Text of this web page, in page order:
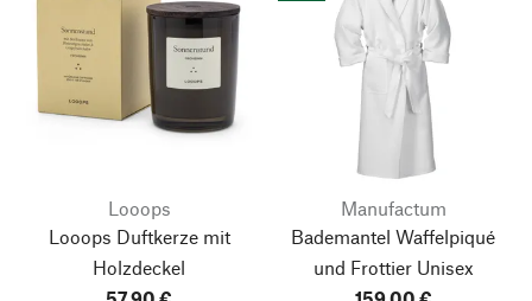
Looops
Looops Duftkerze mit
Holzdeckel
Manufactum
Bademantel Waffelpiqué
und Frottier Unisex